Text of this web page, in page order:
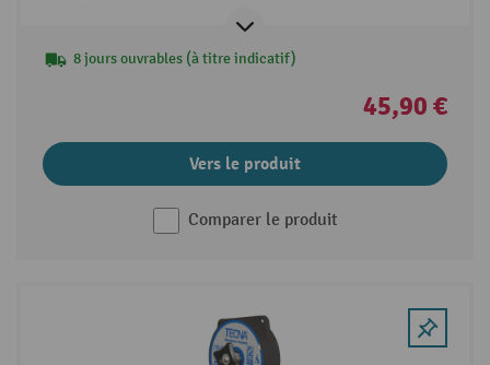
8 jours ouvrables (à titre indicatif)
45,90 €
Vers le produit
Comparer le produit